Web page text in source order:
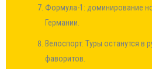
Формула-1: доминирование
Германии.
Велоспорт: Туры останутся в
фаворитов.